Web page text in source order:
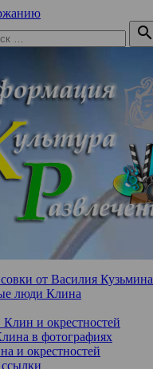

от Василия Кузьмина
люди Клина
Клин и окрестностей
в фотографиях
и окрестностей